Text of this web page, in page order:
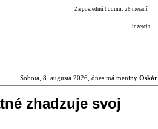
Za poslednú hodinu: 26 meraní
inzercia
Sobota, 8. augusta 2026, dnes má meniny Oskár
zhadzuje svoj